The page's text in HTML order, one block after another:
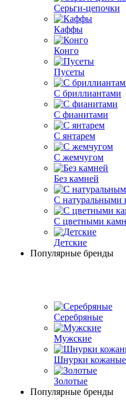
Серьги-цепочки
Каффы
Конго
Пусеты
С бриллиантами
С фианитами
С янтарем
С жемчугом
Без камней
С натуральными
С цветными
Детские
Популярные бренды
Серебряные
Мужские
Шнурки кожаные
Золотые
Популярные бренды